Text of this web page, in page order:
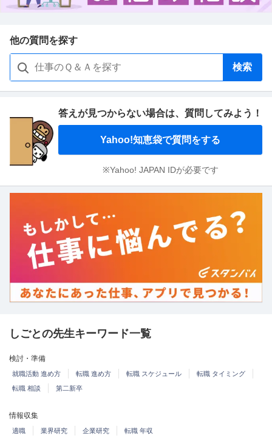
他の質問を探す
検索
答えが見つからない場合は、 質問してみよう！
Yahoo!知恵袋で質問をする
※Yahoo! JAPAN IDが必要です
しごとの先生キーワード一覧
検討・準備
就職活動 進め方 転職 進め方 転職 スケジュール
転職 タイミング
転職 相談
第二新卒
情報収集
適職 業界研究 企業研究 転職 年収